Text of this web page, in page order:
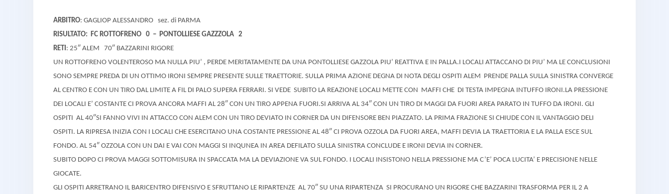
ARBITRO: GAGLIOP ALESSANDRO sez. di PARMA
RISULTATO: FC ROTTOFRENO 0 – PONTOLLIESE GAZZZOLA 2
RETI : 25″ ALEM 70″ BAZZARINI RIGORE
UN ROTTOFRENO VOLENTEROSO MA NULLA PIU’ , PERDE MERITATAMENTE DA UNA PONTOLLIESE GAZZOLA PIU’ REATTIVA E IN PALLA.I LOCALI ATTACCANO DI PIU’ MA LE CONCLUSIONI
SONO SEMPRE PREDA DI UN OTTIMO IRONI SEMPRE PRESENTE SULLE TRAETTORIE. SULLA PRIMA AZIONE DEGNA DI NOTA DEGLI OSPITI ALEM PRENDE PALLA SULLA SINISTRA CONVERGE
AL CENTRO E CON UN TIRO DAL LIMITE A FIL DI PALO SUPERA FERRARI. SI VEDE SUBITO LA REAZIONE LOCALI METTE CON MAFFI CHE DI TESTA IMPEGNA INTUFFO IRONI.LA PRESSIONE
DEI LOCALI E’ COSTANTE CI PROVA ANCORA MAFFI AL 28″ CON UN TIRO APPENA FUORI.SI ARRIVA AL 34″ CON UN TIRO DI MAGGI DA FUORI AREA PARATO IN TUFFO DA IRONI. GLI
OSPITI AL 40″SI FANNO VIVI IN ATTACCO CON ALEM CON UN TIRO DEVIATO IN CORNER DA UN DIFENSORE BEN PIAZZATO. LA PRIMA FRAZIONE SI CHIUDE CON IL VANTAGGIO DELI
OSPITI. LA RIPRESA INIZIA CON I LOCALI CHE ESERCITANO UNA COSTANTE PRESSIONE AL 48″ CI PROVA OZZOLA DA FUORI AREA, MAFFI DEVIA LA TRAETTORIA E LA PALLA ESCE SUL
FONDO. AL 54″ OZZOLA CON UN DAI E VAI CON MAGGI SI INQUNEA IN AREA DEFILATO SULLA SINISTRA CONCLUDE E IRONI DEVIA IN CORNER.
SUBITO DOPO CI PROVA MAGGI SOTTOMISURA IN SPACCATA MA LA DEVIAZIONE VA SUL FONDO. I LOCALI INSISTONO NELLA PRESSIONE MA C’E’ POCA LUCITA’ E PRECISIONE NELLE
GIOCATE.
GLI OSPITI ARRETRANO IL BARICENTRO DIFENSIVO E SFRUTTANO LE RIPARTENZE AL 70″ SU UNA RIPARTENZA SI PROCURANO UN RIGORE CHE BAZZARINI TRASFORMA PER IL 2 A